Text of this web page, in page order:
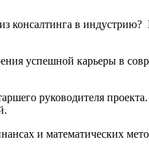
консалтинга в
успешной карьеры в
руководителя
и математических